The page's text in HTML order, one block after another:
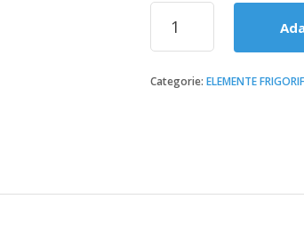
Cantitate
Valva
termostatica
2
Categorie: ELEMENTE